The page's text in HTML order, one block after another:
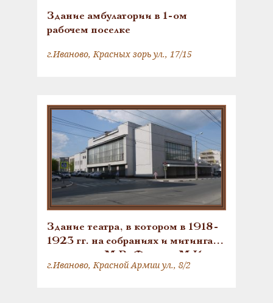
Здание амбулатории в 1-ом
рабочем поселке
г.Иваново, Красных зорь ул., 17/15
Здание театра, в котором в 1918-
1923 гг. на собраниях и митингах
выступали М.В. Фрунзе, М.И.
Калинин, А.В. Луначарский, А.М.
г.Иваново, Красной Армии ул., 8/2